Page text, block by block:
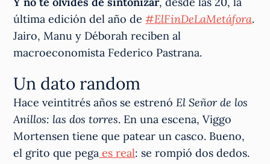
última edición del año de#ElFinDeLaMetáfora.
Jairo, Manu y Déborah reciben al
macroeconomista Federico Pastrana.
Un dato random
Hace veintitrés años se estrenóEl Señor de los
Anillos: las dos torres. En una escena, Viggo
Mortensen tiene que patear un casco. Bueno,
el grito que pega es real: se rompió dos dedos.